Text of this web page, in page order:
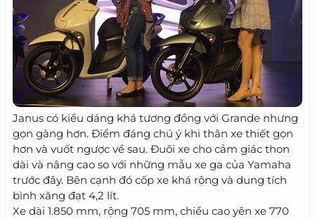
Janus có kiểu dáng khá tương đồng với Grande nhưng
gọn gàng hơn. Điểm đáng chú ý khi thân xe thiết gọn
hơn và vuốt ngược về sau. Đuôi xe cho cảm giác thon
dài và nâng cao so với những mẫu xe ga của Yamaha
trước đây. Bên cạnh đó cốp xe khá rộng và dung tích
bình xăng đạt 4,2 lít.
Xe dài 1.850 mm, rộng 705 mm, chiều cao yên xe 770